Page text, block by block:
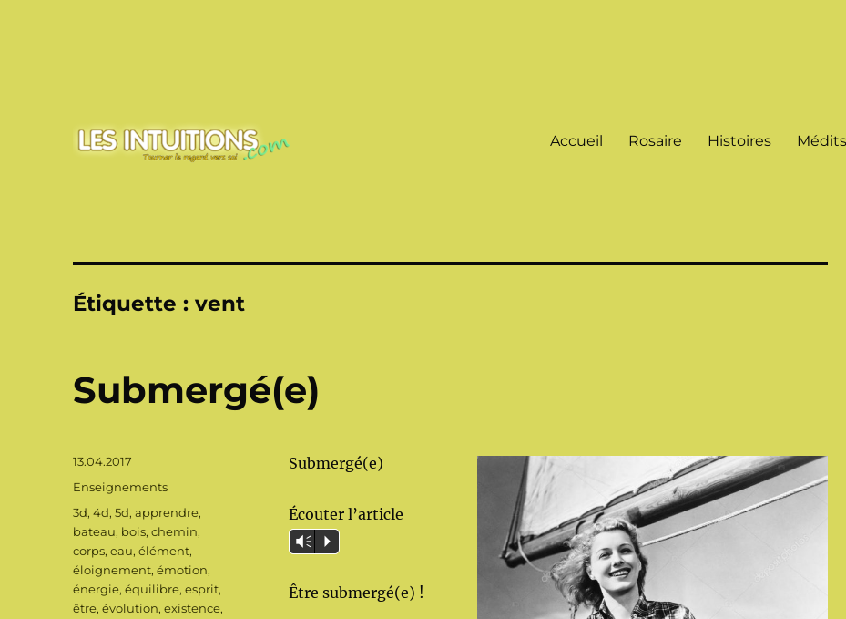
Accueil Rosaire Histoires Médits
Étiquette :vent
Submergé(e)
Submergé(e)
Écouter l’article
Vm P
Être submergé(e) !
Publié
13.04.2017
Catégories
Enseignements
Étiquettes
3d,4d,5d,apprendre,
bateau, bois,chemin,
corps,eau,élément,
éloignement,émotion,
énergie,équilibre,esprit,
être,évolution,existence,